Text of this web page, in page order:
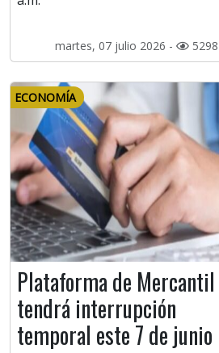
martes, 07 julio 2026 - 5298
ECONOMÍA
Plataforma de Mercantil
tendrá interrupción
temporal este 7 de junio